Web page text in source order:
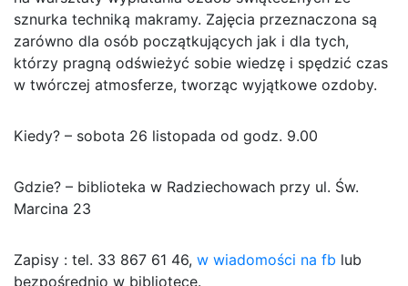
sznurka techniką makramy. Zajęcia przeznaczona są
zarówno dla osób początkujących jak i dla tych,
którzy pragną odświeżyć sobie wiedzę i spędzić czas
w twórczej atmosferze, tworząc wyjątkowe ozdoby.
Kiedy? – sobota 26 listopada od godz. 9.00
Gdzie? – biblioteka w Radziechowach przy ul. Św.
Marcina 23
Zapisy : tel. 33 867 61 46, w wiadomości na fb lub
bezpośrednio w bibliotece.